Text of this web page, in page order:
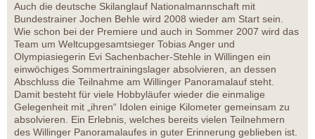
Auch die deutsche Skilanglauf Nationalmannschaft mit
Bundestrainer Jochen Behle wird 2008 wieder am Start sein.
Wie schon bei der Premiere und auch in Sommer 2007 wird das
Team um Weltcupgesamtsieger Tobias Anger und
Olympiasiegerin Evi Sachenbacher-Stehle in Willingen ein
einwöchiges Sommertrainingslager absolvieren, an dessen
Abschluss die Teilnahme am Willinger Panoramalauf steht.
Damit besteht für viele Hobbyläufer wieder die einmalige
Gelegenheit mit „ihren“ Idolen einige Kilometer gemeinsam zu
absolvieren. Ein Erlebnis, welches bereits vielen Teilnehmern
des Willinger Panoramalaufes in guter Erinnerung geblieben ist.